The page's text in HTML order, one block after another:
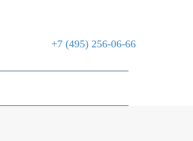
+7 (495) 256-06-66